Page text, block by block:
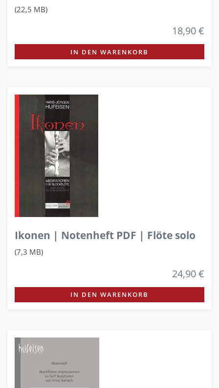
(22,5 MB)
18,90 €
IN DEN WARENKORB
Ikonen | Notenheft PDF | Flöte solo
(7,3 MB)
24,90 €
IN DEN WARENKORB